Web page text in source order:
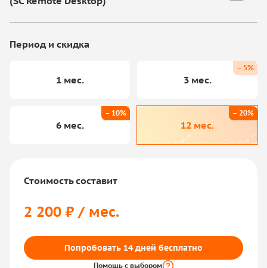
Период и скидка
1 мес.
– 5%
3 мес.
– 10%
6 мес.
– 20%
12 мес.
Стоимость составит
2 200 ₽ / мес.
Попробовать 14 дней бесплатно
Помощь с выбором